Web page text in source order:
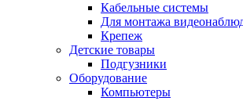
Кабельные системы
Для монтажа
Крепеж
Детские товары
Подгузники
Оборудование
Компьютеры